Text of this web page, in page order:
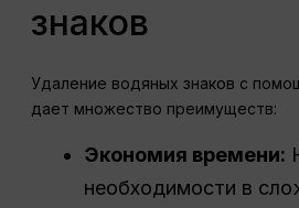
знаков
Удаление водяных знаков с
дает множество преимуществ:
Экономия времени:
необходимости в